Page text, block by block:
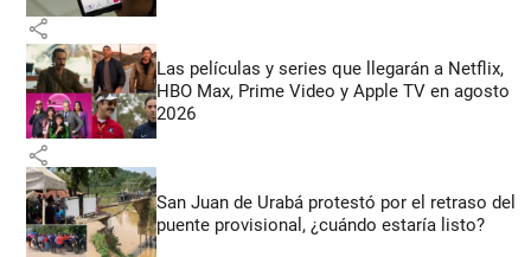
share
Las películas y series que llegarán a Netflix,
HBO Max, Prime Video y Apple TV en agosto
2026
share
San Juan de Urabá protestó por el retraso del
puente provisional, ¿cuándo estaría listo?